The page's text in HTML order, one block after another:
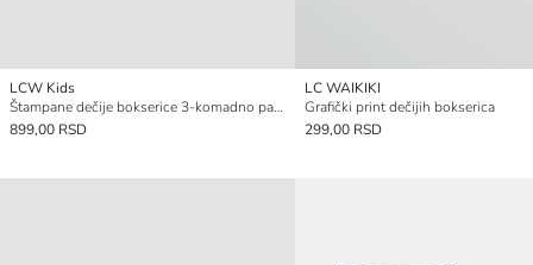
LCW Kids
Štampane dečije bokserice 3-komadno pakovanje
899,00 RSD
LC WAIKIKI
Grafički print dečijih bokserica
299,00 RSD